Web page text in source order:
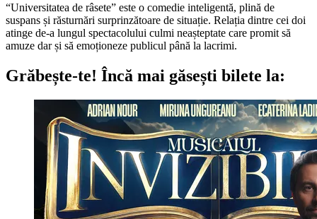
“Universitatea de râsete” este o comedie inteligentă, plină de
suspans și răsturnări surprinzătoare de situație. Relația dintre cei doi
atinge de-a lungul spectacolului culmi neașteptate care promit să
amuze dar și să emoționeze publicul până la lacrimi.
Grăbește-te! Încă mai găsești bilete la: